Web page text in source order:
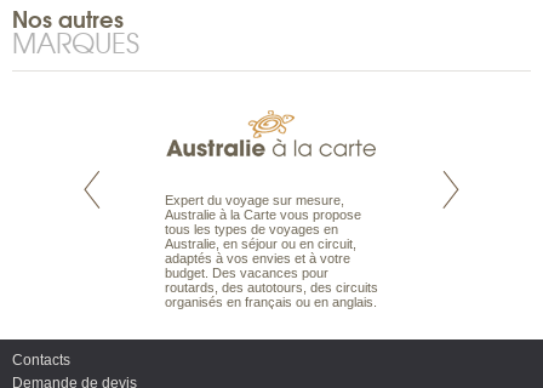
Nos autres
MARQUES
est le spécialiste
Expert du voyage sur mesure,
Australie à la Carte vous propose
tous les types de voyages en
Australie, en séjour ou en circuit,
adaptés à vos envies et à votre
budget. Des vacances pour
routards, des autotours, des circuits
organisés en français ou en anglais.
Parce qu’ils sont
Contacts
Demande de devis